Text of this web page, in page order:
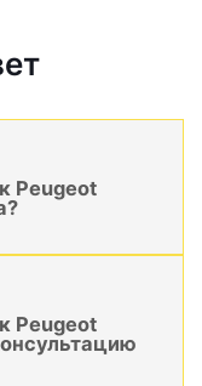
Peugeot
Peugeot